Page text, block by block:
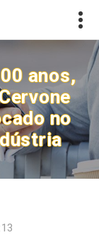
anos,
no